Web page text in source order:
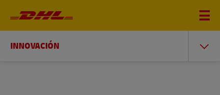
INNOVACIÓN